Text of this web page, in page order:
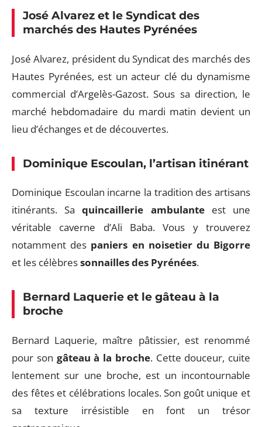
José Alvarez et le Syndicat des
marchés des Hautes Pyrénées
José Alvarez, président du Syndicat des marchés des
Hautes Pyrénées, est un acteur clé du dynamisme
commercial d’Argelès-Gazost. Sous sa direction, le
marché hebdomadaire du mardi matin devient un
lieu d’échanges et de découvertes.
Dominique Escoulan, l’artisan itinérant
Dominique Escoulan incarne la tradition des artisans
itinérants. Saquincaillerie ambulanteest une
véritable caverne d’Ali Baba. Vous y trouverez
notamment des paniers en noisetier du Bigorre
et les célèbressonnailles des Pyrénées.
Bernard Laquerie et le gâteau à la
broche
Bernard Laquerie, maître pâtissier, est renommé
pour son gâteau à la broche. Cette douceur, cuite
lentement sur une broche, est un incontournable
des fêtes et célébrations locales. Son goût unique et
sa texture irrésistible en font un trésor